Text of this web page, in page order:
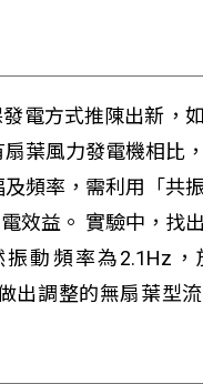
電方式推陳出新，
葉風力發電機相比
頻率，需利用「共
效益。 實驗中，找
動頻率為2.1Hz，
出調整的無扇葉型